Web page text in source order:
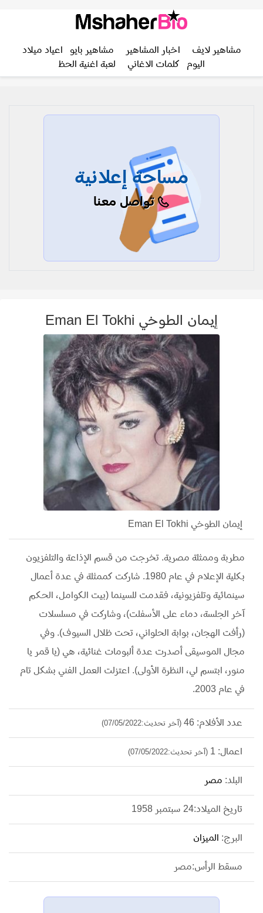
مشاهير لايف اخبار المشاهير مشاهير بايو
اعياد ميلاد
اليوم
كلمات الاغاني لعبة اغنية الحظ
مساحة إعلانية
تواصل معنا
إيمان الطوخي Eman El Tokhi
إيمان الطوخي Eman El Tokhi
مطربة وممثلة مصرية. تخرجت من قسم اﻹذاعة والتلفزيون
بكلية اﻹعلام في عام 1980. شاركت كممثلة في عدة أعمال
سينمائية وتلفزيونية، فقدمت للسينما (بيت الكوامل، الحكم
آخر الجلسة، دماء على الأسفلت)، وشاركت في مسلسلات
(رأفت الهجان، بوابة الحلواني، تحت ظلال السيوف). وفي
مجال الموسيقى أصدرت عدة ألبومات غنائية، هي (يا قمر يا
منور، ابتسم لي، النظرة الأولى). اعتزلت العمل الفني بشكل تام
في عام 2003.
عدد الأفلام: 46 (آخر تحديث:07/05/2022)
اعمال: 1 (آخر تحديث:07/05/2022)
البلد: مصر
تاريخ الميلاد:24 سبتمبر 1958
البرج: الميزان
مسقط الرأس:مصر